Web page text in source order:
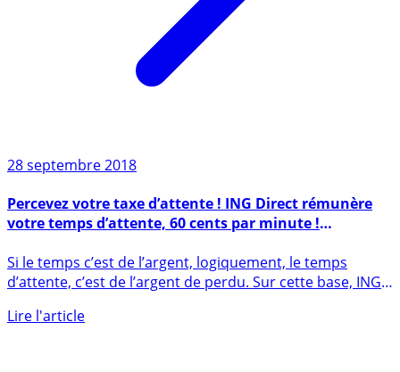
28 septembre 2018
votre temps d’attente, 60 cents par minute !
#PayeTonAttente
d’attente, c’est de l’argent de perdu. Sur cette base, ING